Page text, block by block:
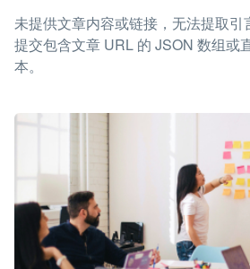
未提供文章内容或链接，无法提取引
提交包含文章 URL 的 JSON 数组或
本。